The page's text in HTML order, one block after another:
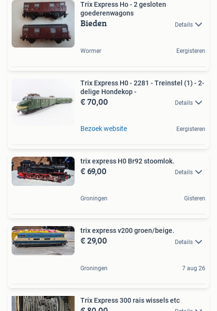
Trix Express Ho - 2 gesloten
goederenwagons
Bieden Details
Wormer Eergisteren
Trix Express H0 - 2281 - Treinstel (1) - 2-
delige Hondekop -
€ 70,00 Details
Bezoek website Eergisteren
trix express H0 Br92 stoomlok.
€ 69,00 Details
Groningen Gisteren
trix express v200 groen/beige.
€ 29,00 Details
Groningen 7 aug 26
Trix Express 300 rais wissels etc